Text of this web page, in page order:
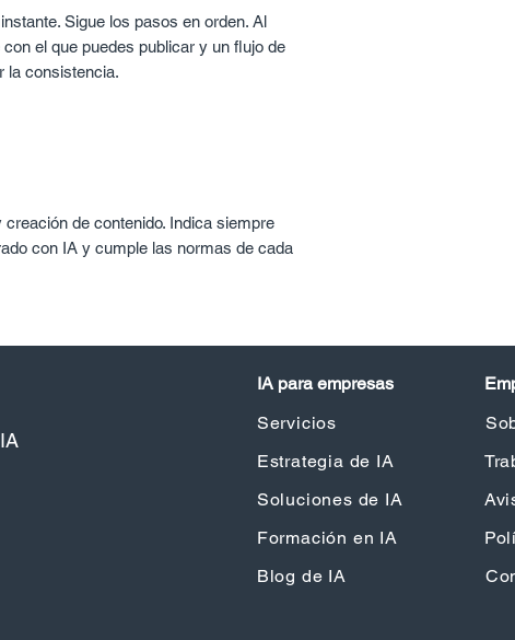
Sigue los pasos en orden. Al
el que puedes publicar y un flujo de
la consistencia.
de contenido. Indica siempre
con IA y cumple las normas de cada
IA para empresas
Servicios
Estrategia de IA
Soluciones de IA
Formación en IA
Blog de IA